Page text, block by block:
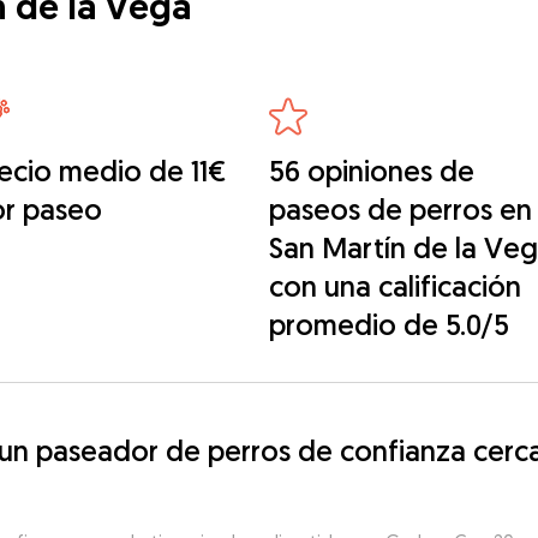
medio de 11€
paseo
56 opiniones de
paseos de perros en
San Martín de la
con una calificación
promedio de 5.0/5
paseador de perros de confianza